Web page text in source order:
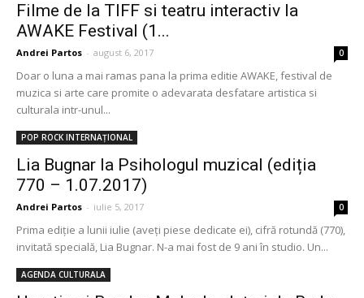
Filme de la TIFF si teatru interactiv la
AWAKE Festival (1...
Andrei Partos - august 6, 2017 0
Doar o luna a mai ramas pana la prima editie AWAKE, festival de
muzica si arte care promite o adevarata desfatare artistica si
culturala intr-unul...
POP ROCK INTERNAȚIONAL
Lia Bugnar la Psihologul muzical (ediția
770 – 1.07.2017)
Andrei Partos - iulie 5, 2017 0
Prima ediție a lunii iulie (aveți piese dedicate ei), cifră rotundă (770),
invitată specială, Lia Bugnar. N-a mai fost de 9 ani în studio. Un...
AGENDA CULTURALA